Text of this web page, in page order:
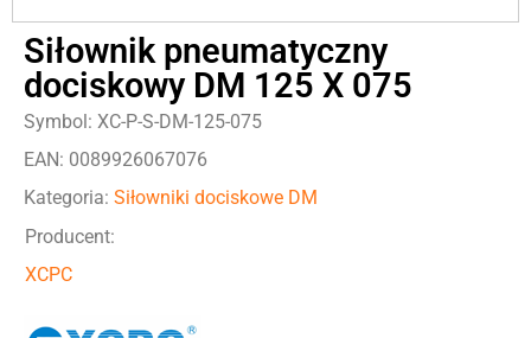
Siłownik pneumatyczny
dociskowy DM 125 X 075
Symbol: XC-P-S-DM-125-075
EAN: 0089926067076
Kategoria: Siłowniki dociskowe DM
Producent:
XCPC